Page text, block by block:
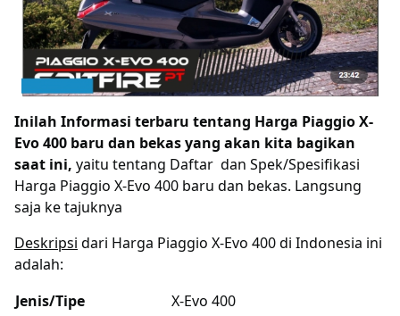
Inilah Informasi terbaru tentang Harga Piaggio X-
Evo 400 baru dan bekas yang akan kita bagikan
saat ini, yaitu tentang Daftar dan Spek/Spesifikasi
Harga Piaggio X-Evo 400 baru dan bekas. Langsung
saja ke tajuknya
Deskripsi dari Harga Piaggio X-Evo 400 di Indonesia ini
adalah:
Jenis/Tipe
X-Evo 400